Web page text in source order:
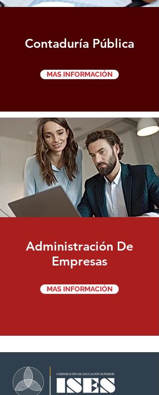
Contaduría Pública
MAS INFORMACIÓN
Administración De
Empresas
MAS INFORMACIÓN